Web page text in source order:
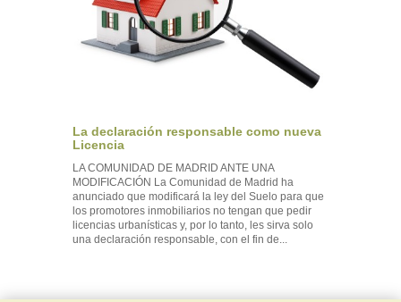
La declaración responsable como nueva
Licencia
LA COMUNIDAD DE MADRID ANTE UNA
MODIFICACIÓN La Comunidad de Madrid ha
anunciado que modificará la ley del Suelo para que
los promotores inmobiliarios no tengan que pedir
licencias urbanísticas y, por lo tanto, les sirva solo
una declaración responsable, con el fin de...